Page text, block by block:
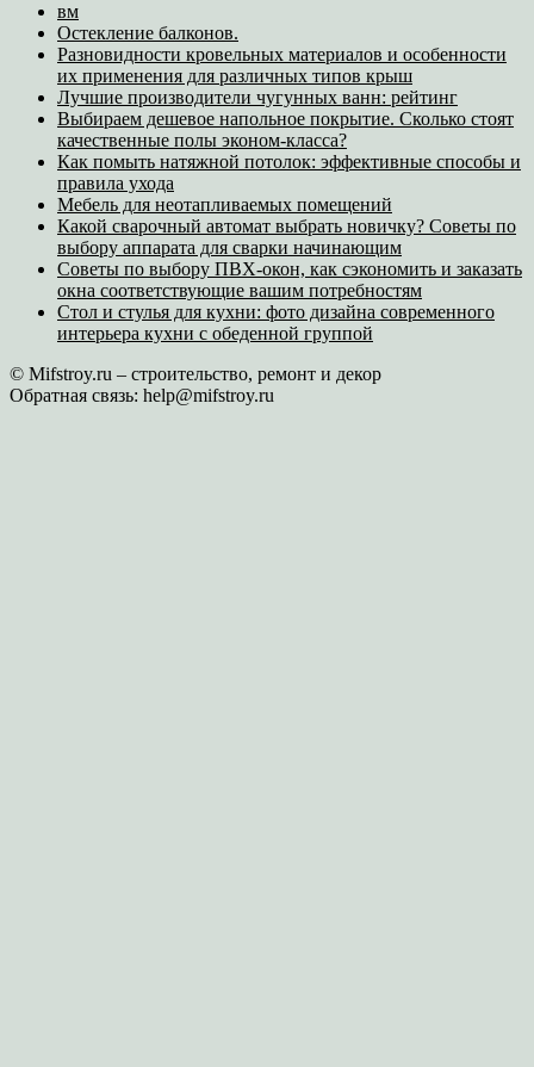
вм
Остекление балконов.
Разновидности кровельных материалов и особенности
их применения для различных типов крыш
Лучшие производители чугунных ванн: рейтинг
Выбираем дешевое напольное покрытие. Сколько стоят
качественные полы эконом-класса?
Как помыть натяжной потолок: эффективные способы и
правила ухода
Мебель для неотапливаемых помещений
Какой сварочный автомат выбрать новичку? Советы по
выбору аппарата для сварки начинающим
Советы по выбору ПВХ-окон, как сэкономить и заказать
окна соответствующие вашим потребностям
Стол и стулья для кухни: фото дизайна современного
интерьера кухни с обеденной группой
© Mifstroy.ru – строительство, ремонт и декор
Обратная связь: help@mifstroy.ru